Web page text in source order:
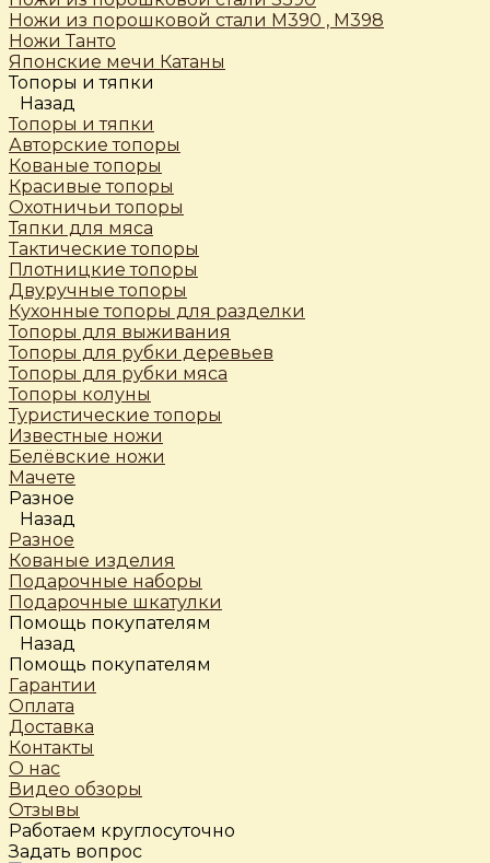
Ножи из порошковой стали М390 , М398
Ножи Танто
Японские мечи Катаны
Топоры и тяпки
Назад
Топоры и тяпки
Авторские топоры
Кованые топоры
Красивые топоры
Охотничьи топоры
Тяпки для мяса
Тактические топоры
Плотницкие топоры
Двуручные топоры
Кухонные топоры для разделки
Топоры для выживания
Топоры для рубки деревьев
Топоры для рубки мяса
Топоры колуны
Туристические топоры
Известные ножи
Белёвские ножи
Мачете
Разное
Назад
Разное
Кованые изделия
Подарочные наборы
Подарочные шкатулки
Помощь покупателям
Назад
Помощь покупателям
Гарантии
Оплата
Доставка
Контакты
О нас
Видео обзоры
Отзывы
Работаем круглосуточно
Задать вопрос